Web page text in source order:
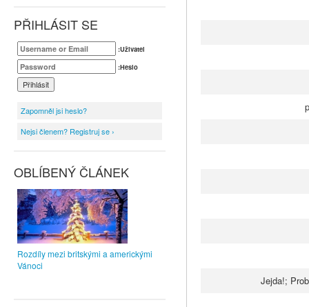
PŘIHLÁSIT SE
:Uživatel
:Heslo
Zapomněl jsi heslo?
Nejsi členem? Registruj se ›
OBLÍBENÝ ČLÁNEK
Rozdíly mezi britskými a americkými
Vánoci
Jejda!;